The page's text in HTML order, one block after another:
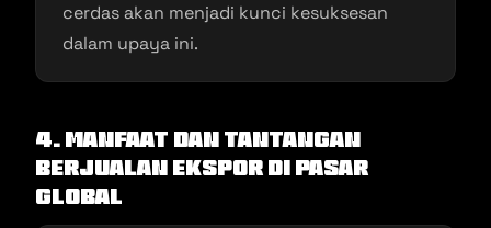
cerdas akan menjadi kunci kesuksesan
dalam upaya ini.
4. Manfaat dan Tantangan
Berjualan Ekspor di Pasar
Global